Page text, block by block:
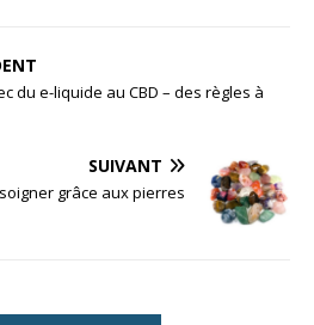
du e-liquide au CBD – des règles à
SUIVANT
grâce aux pierres